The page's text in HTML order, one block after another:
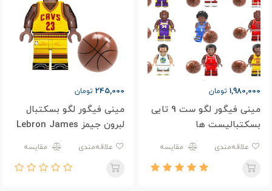
1,980,000 تومان
مینی فیگور لگو ست 9 تایی
بسکتبالیست ها
Basketball players Set of
مقایسه
245,000 تومان
مینی فیگور لگو بسکتبال
لبرون جیمز Lebron James
23
مقایسه